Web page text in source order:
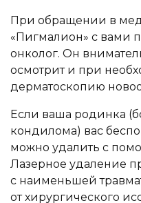
При обращении в
«Пигмалион» с вами
онколог. Он
осмотрит и при
дерматоскопию
Если ваша родинка
кондилома) вас
можно удалить с
Лазерное удаление
с наименьшей
от хирургического